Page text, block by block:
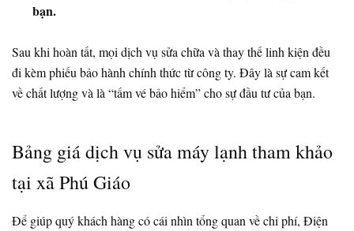
bạn.
Sau khi hoàn tất, mọi dịch vụ sửa chữa và thay thế linh kiện đều
đi kèm phiếu bảo hành chính thức từ công ty. Đây là sự cam kết
về chất lượng và là “tấm vé bảo hiểm” cho sự đầu tư của bạn.
Bảng giá dịch vụ sửa máy lạnh tham khảo
tại xã Phú Giáo
Để giúp quý khách hàng có cái nhìn tổng quan về chi phí, Điện